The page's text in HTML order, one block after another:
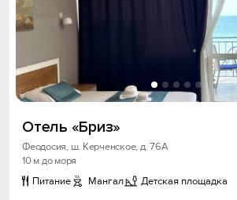
Отель «Бриз»
Феодосия, ш. Керченское, д. 76А
10 м до моря
Питание
Мангал Детская площадка